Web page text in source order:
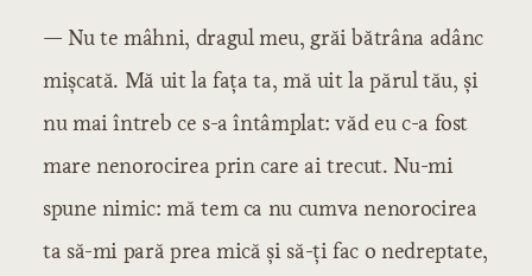
Capitolul 2
Capitolul 3
Capitolul 6
Capitolul 7
Capitolul 8
— Nu te mâhni, dragul meu, grăi bătrâna adânc
mișcată. Mă uit la fața ta, mă uit la părul tău, și
nu mai întreb ce s-a întâmplat: văd eu c-a fost
mare nenorocirea prin care ai trecut. Nu-mi
spune nimic: mă tem ca nu cumva nenorocirea
ta să-mi pară prea mică și să-ți fac o nedreptate,